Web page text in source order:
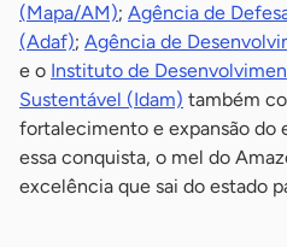
(Mapa/AM); Agência de
(Adaf); Agência de
e o Instituto de
Sustentável (Idam) também
fortalecimento e expansão do
essa conquista, o mel do
excelência que sai do estado